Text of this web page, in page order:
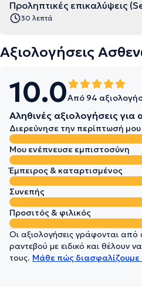
Προληπτικές επικαλύψεις
30 λεπτά
Αξιολογήσεις
10.0Από 94
Αληθινές αξιολογήσεις
Διερεύνησε την περίπτωσή
Μου ενέπνευσε εμπιστοσύνη
Έμπειρος & καταρτισμένος
Συνεπής
Προσιτός & φιλικός
Οι αξιολογήσεις γράφονται
ραντεβού με ειδικό και θέλουν
τους. Μάθε πώς διασφαλίζουμε